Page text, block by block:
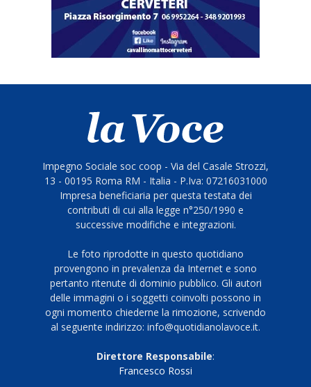
Impegno Sociale soc coop - Via del Casale Strozzi,
13 - 00195 Roma RM - Italia - P.Iva: 07216031000
Impresa beneficiaria per questa testata dei
contributi di cui alla legge n°250/1990 e
successive modifiche e integrazioni.
Le foto riprodotte in questo quotidiano
provengono in prevalenza da Internet e sono
pertanto ritenute di dominio pubblico. Gli autori
delle immagini o i soggetti coinvolti possono in
ogni momento chiederne la rimozione, scrivendo
al seguente indirizzo: info@quotidianolavoce.it.
Direttore Responsabile:
Francesco Rossi